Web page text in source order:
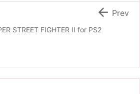
STREET FIGHTER II for PS2
 Prev